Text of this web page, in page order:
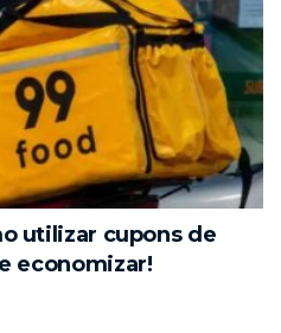
utilizar cupons de
economizar!